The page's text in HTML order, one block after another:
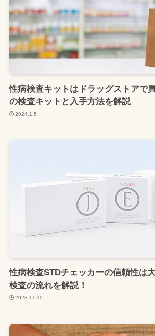
性病検査キットはドラッグストアで
の検査キットと入手方法を解説
2024.1.5
性病検査STDチェッカーの信頼性は
検査の流れを解説！
2023.11.30